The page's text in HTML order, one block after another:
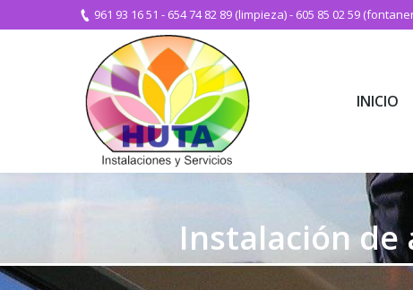
961 93 16 51 - 654 74 82 89 (limpieza)- 605 85 02 59
INICIO
Instalación de